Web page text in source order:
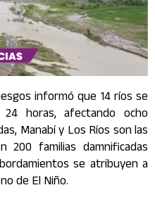
informó que 14 ríos se
horas, afectando ocho
Manabí y Los Ríos son las
200 familias damnificadas
se atribuyen a
de El Niño.